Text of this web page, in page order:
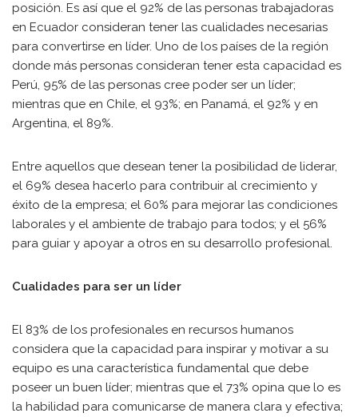
posición. Es así que el 92% de las personas trabajadoras
en Ecuador consideran tener las cualidades necesarias
para convertirse en líder. Uno de los países de la región
donde más personas consideran tener esta capacidad es
Perú, 95% de las personas cree poder ser un líder;
mientras que en Chile, el 93%; en Panamá, el 92% y en
Argentina, el 89%.
Entre aquellos que desean tener la posibilidad de liderar,
el 69% desea hacerlo para contribuir al crecimiento y
éxito de la empresa; el 60% para mejorar las condiciones
laborales y el ambiente de trabajo para todos; y el 56%
para guiar y apoyar a otros en su desarrollo profesional.
Cualidades para ser un líder
El 83% de los profesionales en recursos humanos
considera que la capacidad para inspirar y motivar a su
equipo es una característica fundamental que debe
poseer un buen líder; mientras que el 73% opina que lo es
la habilidad para comunicarse de manera clara y efectiva;